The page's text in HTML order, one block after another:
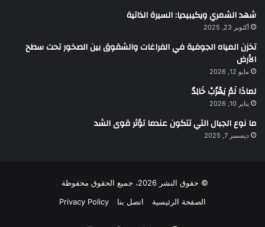
شهد الشمري ويكيبيديا: السيرة الذاتية
أكتوبر 23, 2025
تخزن المياه الجوفية في الفراغات والشقوق بين الصخور تحت سطح
الأرض
مايو 12, 2026
لماذَا لَمْ يَهْرُبْ خَالِدٌ
يناير 10, 2026
ما نوع الجبال التي تتكون عندما تؤثر قوى الشد
ديسمبر 7, 2025
© حقوق النشر 2026، جميع الحقوق محفوظة
الصفحة الرئيسية
اتصل بنا Privacy Policy